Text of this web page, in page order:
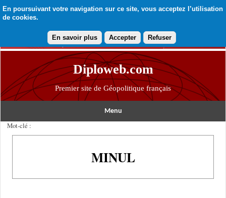
En poursuivant votre navigation sur ce site, vous acceptez l’utilisation
de cookies.
En savoir plus Accepter Refuser
Diploweb.com
Premier site de Géopolitique français
Menu
Mot-clé :
MINUL